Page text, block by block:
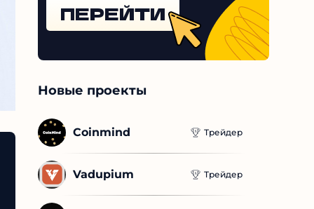
ПЕРЕЙТИ
Новые проекты
Coinmind Трейдер
Vadupium Трейдер